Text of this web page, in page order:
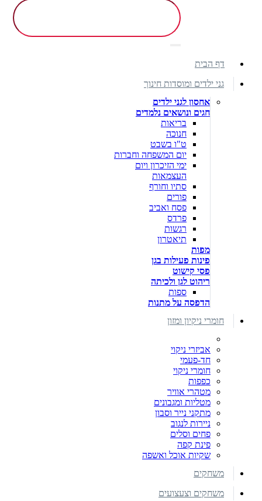
דף הבית
גני ילדים ומוסדות חינוך
אחסון לגני ילדים
חגים ונושאים נלמדים
בריאות
חנוכה
ט"ו בשבט
יום המשפחה וחברות
ימי הזיכרון ויום
העצמאות
סתיו וחורף
פורים
פסח ואביב
פרדס
רגשות
תיאטרון
מפות
פינות פעילות בגן
פסי קישוט
ריהוט לגן ולכיתה
ספות
הדפסה על מתנות
חומרי ניקיון ומזון
אביזרי ניקוי
חד-פעמי
חומרי ניקוי
כפפות
מטהרי אוויר
מטליות ומגבונים
מתקני נייר וסבון
ניירות לנגוב
פחים וסלים
פינת קפה
שקיות אוכל ואשפה
משחקים
משחקים וצעצועים